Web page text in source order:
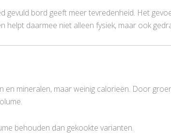
bord geeft meer tevredenheid. Het
helpt daarmee niet alleen fysiek, maar ook
mineralen, maar weinig calorieën. Door
behouden dan gekookte varianten.